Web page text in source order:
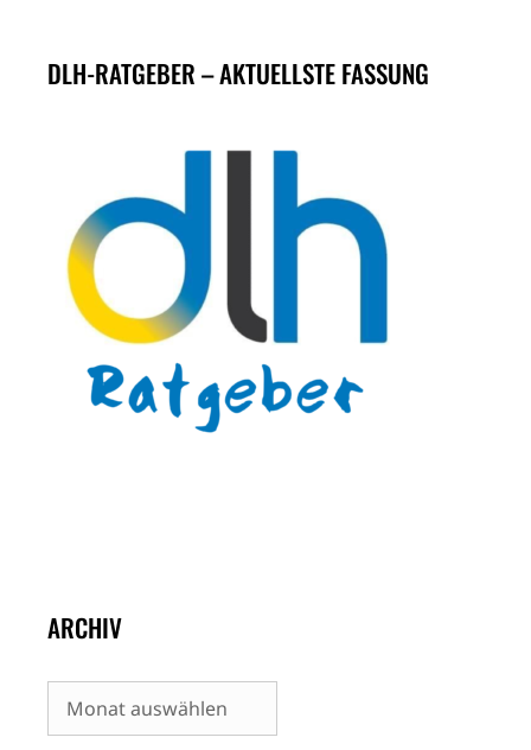
DLH-RATGEBER – AKTUELLSTE FASSUNG
ARCHIV
Archiv